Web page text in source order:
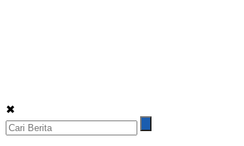
✖